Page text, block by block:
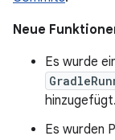
Neue
Es wurde
hinzugefügt.
Es wurden